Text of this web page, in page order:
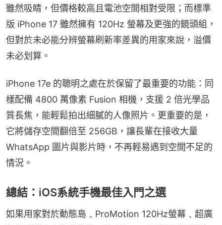
雖然吸睛，但價格較高且電池空間相對受限；而標準
版 iPhone 17 雖然擁有 120Hz 螢幕及更強的鏡頭組，
但對於未必能分辨螢幕刷新率差異的用家來說，溢價
未必划算。
iPhone 17e 的聰明之處在於保留了最重要的功能：同
樣配備 4800 萬像素 Fusion 相機，支援 2 倍光學品
質長焦，能輕鬆拍出細膩的人像照片。更重要的是，
它將儲存空間翻倍至 256GB，讓長輩在接收大量
WhatsApp 圖片與影片時，不再輕易遇到空間不足的
情況。
總結：iOS系統手機最佳入門之選
如果用家對於動態島﹑ProMotion 120Hz螢幕﹑超廣